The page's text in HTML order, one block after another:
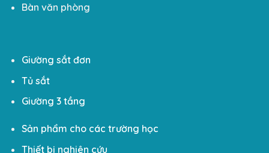
Bàn văn phòng
Giường sắt đơn
Tủ sắt
Giường 3 tầng
Sản phẩm cho các trường học
Thiết bị nghiên cứu